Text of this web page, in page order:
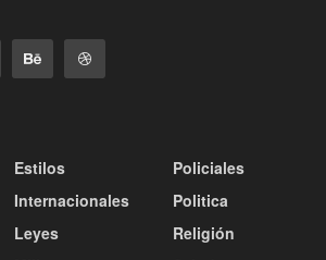
Estilos
Internacionales
Leyes
Policiales
Politica
Religión